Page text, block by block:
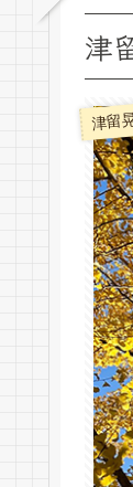
津
津留